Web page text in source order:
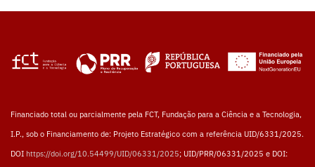
Financiado total ou parcialmente pela FCT, Fundação para a Ciência e a Tecnologia,
I.P., sob o Financiamento de: Projeto Estratégico com a referência UID/6331/2025.
DOI https://doi.org/10.54499/UID/06331/2025; UID/PRR/06331/2025 e DOI: